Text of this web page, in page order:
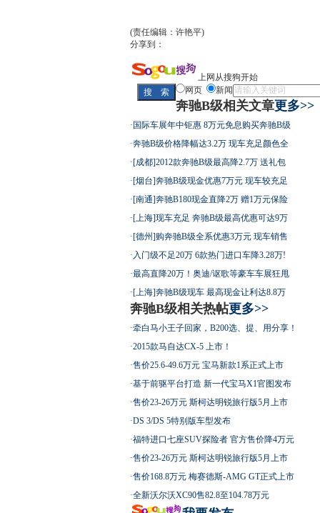
(责任编辑：许艳平)
分享到：
上网从搜狗开始
网页
新闻
奔驰B级相关文章更多>>
·国际车展年中钜惠 8万元免息购买奔驰B级
·奔驰B级价格降幅达3.2万 现车充足颜色全
·[成都]2012款奔驰B级最高降2.7万 送礼包
·[烟台]奔驰B级现金优惠7万元 现车较充足
·[南通]奔驰B180现金直降2万 赠1万元保险
·[上海]现车充足 奔驰B级最高优惠可达9万
·[德州]购奔驰B级全系优惠3万元 现车销售
· 入门级不足20万 6款热门进口车降3.28万!
·最高直降20万！奥迪/讴歌等豪车车展狂甩
·[上海]奔驰B级现车 最高现金让利达8.8万
奔驰B级相关热帖更多>>
·牵白马小王子回家，B200选、提、用分享！
·2015款马自达CX-5 上市！
·售价25.6-49.6万元 宝马新款1系正式上市
·基于前驱平台打造 新一代宝马X1官图发布
·售价23-26万元 斯柯达明锐旅行版5月上市
·DS 3/DS 5特别版车型发布
·福特进口七座SUV探险者 官方售价降4万元
·售价23-26万元 斯柯达明锐旅行版5月上市
·售价168.8万元 梅赛德斯-AMG GT正式上市
·全新沃尔沃XC90售82.8至104.78万元